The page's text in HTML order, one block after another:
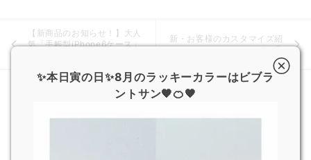
【新商品のお知らせ！】大人
気「手帳型iPhone6ケース」
新・お客様のカスタマイズ紹
介♪⑲
✨本日寅の日✨8月のラッキーカラーはビブラ
ントサン🧡🍊🧡